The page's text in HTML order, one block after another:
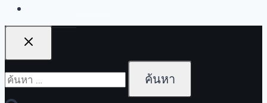
สำหรับ: